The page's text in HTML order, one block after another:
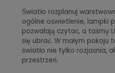
Światło rozplanuj
ogólne oświetlenie, lampki
pozwalają czytać, a taśmy
się ubrać. W małym pokoju
światło nie tylko rozjaśnia,
przestrzeń.